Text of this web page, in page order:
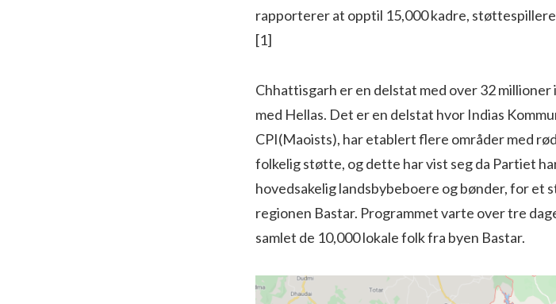
rapporterer at opptil 15,000 kadre,
[1]
Chhattisgarh er en delstat med over 32
med Hellas. Det er en delstat hvor Indias
CPI(Maoists), har etablert flere områder med
folkelig støtte, og dette har vist seg da Partiet
hovedsakelig landsbybeboere og bønder, for et
regionen Bastar. Programmet varte over tre
samlet de 10,000 lokale folk fra byen Bastar.